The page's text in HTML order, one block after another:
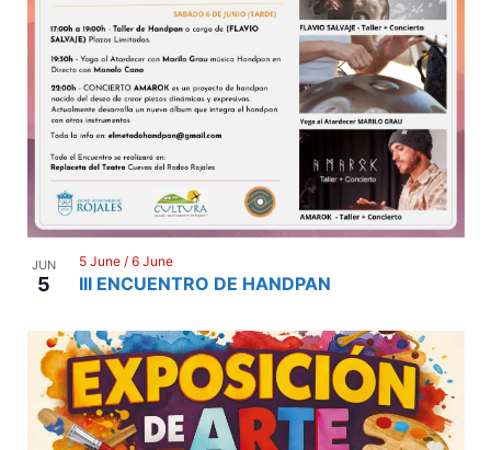
JUN
5 III ENCUENTRO DE HANDPAN
5 June/ 6 June